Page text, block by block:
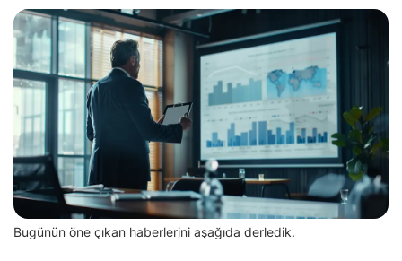
Bugünün öne çıkan haberlerini aşağıda derledik.